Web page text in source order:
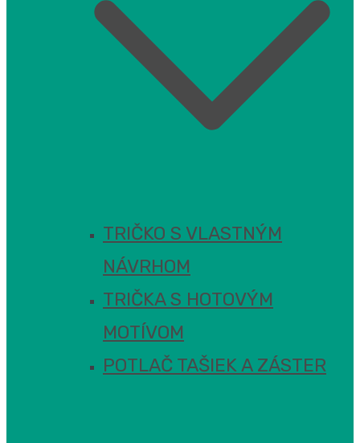
TRIČKO S VLASTNÝM
NÁVRHOM
TRIČKA S HOTOVÝM
MOTÍVOM
POTLAČ TAŠIEK A ZÁSTER